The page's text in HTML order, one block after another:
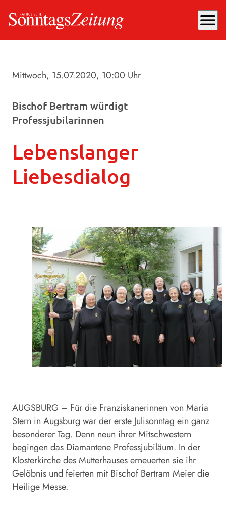
menu
Mittwoch, 15.07.2020, 10:00 Uhr
Bischof Bertram würdigt
Professjubilarinnen
Lebenslanger
Liebesdialog
AUGSBURG – Für die Franziskanerinnen von Maria
Stern in Augsburg war der erste Julisonntag ein ganz
besonderer Tag. Denn neun ihrer Mitschwestern
begingen das Diamantene Professjubiläum. In der
Klosterkirche des Mutterhauses erneuerten sie ihr
Gelöbnis und feierten mit Bischof Bertram Meier die
Heilige Messe.